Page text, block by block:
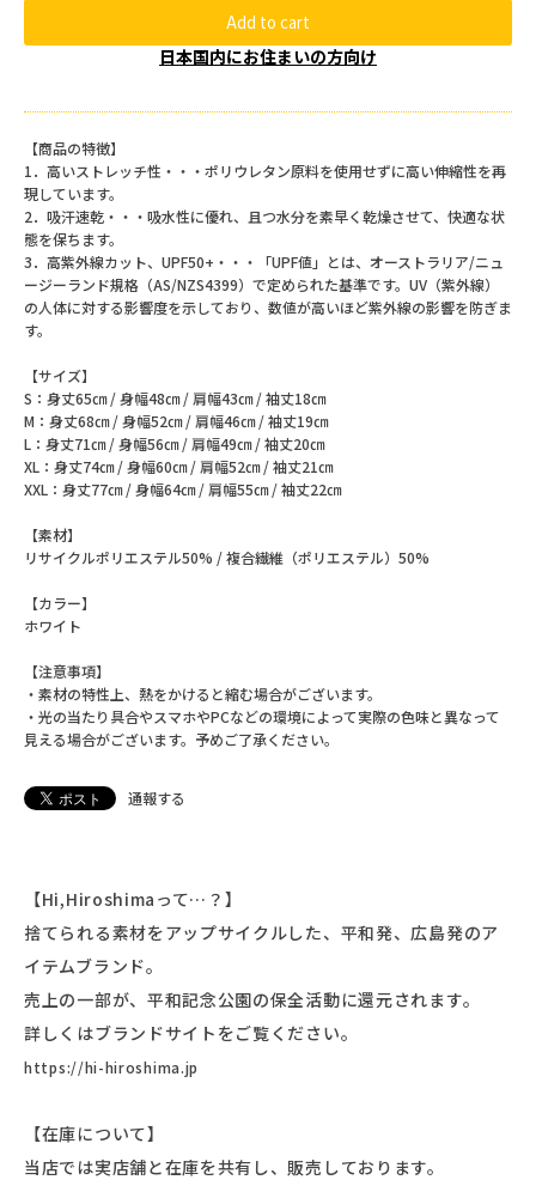
Add to cart
日本国内にお住まいの方向け
【商品の特徴】
1．高いストレッチ性・・・ポリウレタン原料を使用せずに高い伸縮性を再
現しています。
2．吸汗速乾・・・吸水性に優れ、且つ水分を素早く乾燥させて、快適な状
態を保ちます。
3．高紫外線カット、UPF50+・・・「UPF値」とは、オーストラリア/ニュ
ージーランド規格（AS/NZS4399）で定められた基準です。UV（紫外線）
の人体に対する影響度を示しており、数値が高いほど紫外線の影響を防ぎま
す。
【サイズ】
S：身丈65㎝ / 身幅48㎝ / 肩幅43㎝ / 袖丈18㎝
M：身丈68㎝ / 身幅52㎝ / 肩幅46㎝ / 袖丈19㎝
L：身丈71㎝ / 身幅56㎝ / 肩幅49㎝ / 袖丈20㎝
XL：身丈74㎝ / 身幅60㎝ / 肩幅52㎝ / 袖丈21㎝
XXL：身丈77㎝ / 身幅64㎝ / 肩幅55㎝ / 袖丈22㎝
【素材】
リサイクルポリエステル50% / 複合繊維（ポリエステル）50%
【カラー】
ホワイト
【注意事項】
・素材の特性上、熱をかけると縮む場合がございます。
・光の当たり具合やスマホやPCなどの環境によって実際の色味と異なって
見える場合がございます。予めご了承ください。
通報する
【Hi,Hiroshimaって…？】
捨てられる素材をアップサイクルした、平和発、広島発のア
イテムブランド。
売上の一部が、平和記念公園の保全活動に還元されます。
詳しくはブランドサイトをご覧ください。
https://hi-hiroshima.jp
【在庫について】
当店では実店舗と在庫を共有し、販売しております。